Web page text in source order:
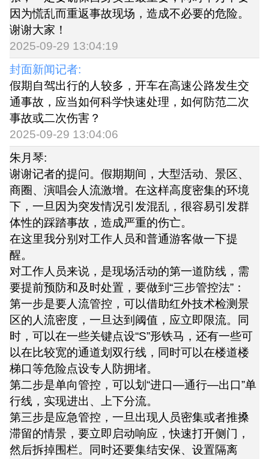
因为慌乱而重返事故现场，造成不必要的危险。
谢谢大家！
2025-09-29 13:04:19
封面新闻记者:
假期自驾出行的人较多，开车在高速公路发生交
通事故，应当如何科学快速处理，如何防范二次
事故或二次伤害？
2025-09-29 13:04:06
朱月琴:
谢谢记者的提问。假期期间，大型活动、景区、
商圈、演唱会人流激增。在这样高度密集的环境
下，一旦因为突发情况引发混乱，很容易引发群
体性的踩踏事故，造成严重的伤亡。
在这里我分别对工作人员和普通游客做一下提
醒。
对工作人员来说，是现场活动的第一道防线，需
要提前预防和及时处置，要做到“三步管控法”：
第一步是要人流管控，可以借助红外技术检测景
区的人流密度，一旦达到阈值，应立即限流。同
时，可以在一些关键点设“S”形铁马，还有一些可
以在比较宽的通道划双行线，同时可以在楼道楼
梯口等危险点设专人防拥堵。
第二步是单向管控，可以划“进口—通行—出口”单
行线，实现进出、上下分流。
第三步是应急管控，一旦出现人员密集或者推搡
滞留的情景，要立即启动响应，快速打开侧门，
然后拆掉围栏。同时还要集结安保、设置隔离